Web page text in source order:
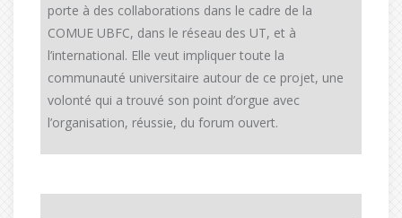
porte à des collaborations dans le cadre de la
COMUE UBFC, dans le réseau des UT, et à
l’international. Elle veut impliquer toute la
communauté universitaire autour de ce projet, une
volonté qui a trouvé son point d’orgue avec
l’organisation, réussie, du forum ouvert.